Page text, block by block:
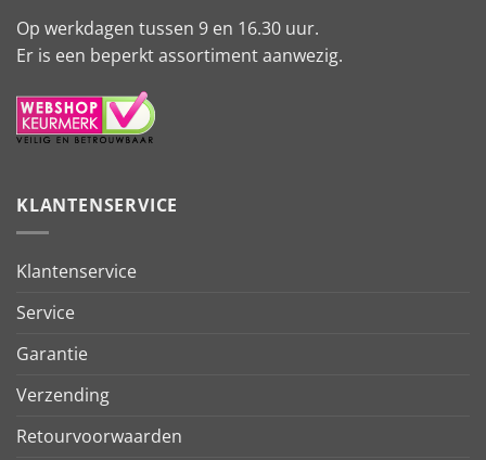
Op werkdagen tussen 9 en 16.30 uur.
Er is een beperkt assortiment aanwezig.
KLANTENSERVICE
Klantenservice
Service
Garantie
Verzending
Retourvoorwaarden